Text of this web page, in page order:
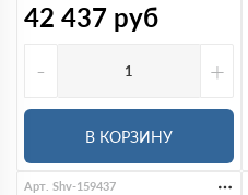
42 437 руб
-
+
В КОРЗИНУ
Арт. Shv-159437